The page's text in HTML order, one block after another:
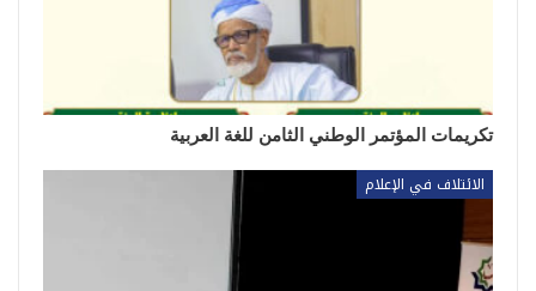
تكريمات المؤتمر الوطني الثامن للغة العربية
الائتلاف في الإعلام